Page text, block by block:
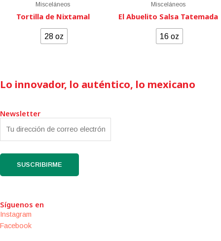
Misceláneos
Tortilla de Nixtamal
28 oz
Misceláneos
El Abuelito Salsa Tatemada
16 oz
Lo innovador, lo auténtico, lo mexicano
Newsletter
Síguenos en
Instagram
Facebook